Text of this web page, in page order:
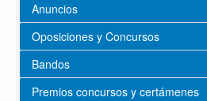
Anuncios
Oposiciones y Concursos
Bandos
Premios concursos y certámenes